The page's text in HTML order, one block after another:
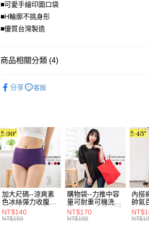
大哥付你分期
相關說明
【大哥付你分期使用說明】
流程，驗證手機門號後，選擇欲分期的期數、繳款截止
完成交易。
4.訂單成立30分鐘內，如未前往確認交易或遇審核未通
消。如遇「轉專審核」未通過狀況，表示未達大哥付你
1.分期款項不併入電信帳單，「大哥付你分期」於每月
醒簡訊。
2.透過簡訊連結打開帳單後，可選擇「超商條碼／台灣大
帳／街口支付／iPASS MONEY」等通路繳費。
【注意事項】
1.本服務係由「台灣大哥大股份有限公司」（以下簡稱
用戶於交易時，得透過本服務購買商品或服務，並由商
款買賣價金債權讓與本公司後，依約使用本公司帳單繳
2.基於同意付款使用「大哥付你分期」之契約關係目的，
資料（包含姓名、電話或地址）提供予台灣大哥大進項
用，由本公司與您本人進行分期帳單所需資料之確認、核
3.完整用戶服務條款，請詳閱以下連結：
https://
【關於「AFTEE先享後付」】
１．簡單：不需註冊會員、不需綁卡、不需儲值。
１．於結帳方式選擇「AFTEE先享後付」後，將跳轉至
付」結帳頁面，進行簡訊認證並確認金額後，即可完成
２．訂單成立數日內，您將收到繳費通知簡訊。
３．收到繳費通知簡訊後14天內，點擊此簡訊中的連結
／ATM／網路銀行／等多元方式進行付款，方視為交易完
※ 請注意：結帳手續完成當下不需立刻繳費，但若您需
絡購買商品的店家。未經商家同意取消之訂單仍視為有
先享後付繳納相關費用。
※ 交易是否成功請以「AFTEE先享後付 」之結帳頁面顯
是否繳費成功／繳費後需取消欲退款等相關疑問，請聯
付客戶支援中心」
https://netprotections.freshdesk.com/
ATM付款
每筆NT$70，滿NT$699(含以上)免運費
付款後全家取貨
每筆NT$70，滿NT$699(含以上)免運費
7-11取貨付款
每筆NT$70，滿NT$799(含以上)免運費
付款後7-11取貨
每筆NT$70，滿NT$699(含以上)免運費
■可愛手繪印圖口袋
■H輪廓不挑身形
■優質台灣製造
商品相關分類 (4)
🐦秋冬出清．5折UP! 優雅冬日風尚。秋冬．
分享 客服
加大尺碼--涼爽素
色冰絲彈力收腹提
臀無痕中腰三角內
褲(黑.紅.粉.紫L-
NT$140
NT$150
購物袋--力推中容
量可耐重可機洗烘
乾環保帆布袋/側背
包(黑.紅.米F)-
NT$170
NT$190
內搭
帥氣
超彈
褲(黑